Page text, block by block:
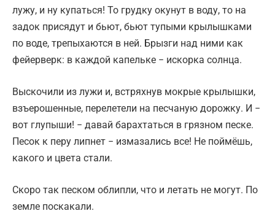
лужу, и ну купаться! То грудку окунут в воду, то на
задок присядут и бьют, бьют тупыми крылышками
по воде, трепыхаются в ней. Брызги над ними как
фейерверк: в каждой капельке − искорка солнца.
Выскочили из лужи и, встряхнув мокрые крылышки,
взъерошенные, перелетели на песчаную дорожку. И −
вот глупыши! − давай барахтаться в грязном песке.
Песок к перу липнет − измазались все! Не поймёшь,
какого и цвета стали.
Скоро так песком облипли, что и летать не могут. По
земле поскакали.